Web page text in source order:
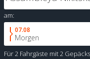
am:
07.08
Morgen
Für2 Fahrgäste mit2